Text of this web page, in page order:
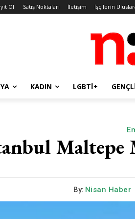
Ol Satış Noktaları İletişim İşçilerin
KADIN LGBTİ+
Maltepe
By: Nisan Haber